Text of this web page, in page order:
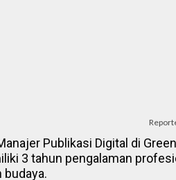
Publikasi Digital di
3 tahun pengalaman
budaya.